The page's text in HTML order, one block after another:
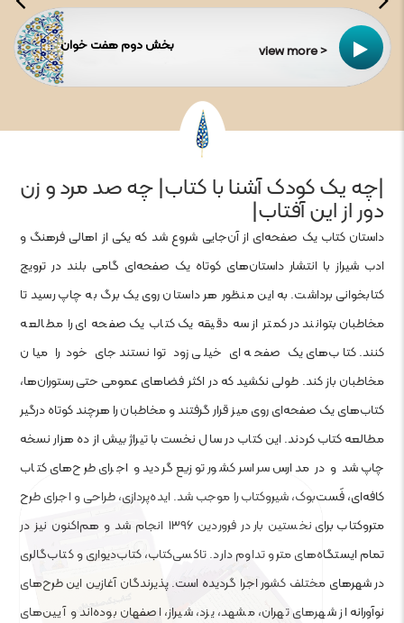
بخش دوم هفت خوان view more >
|چه یک کودک آشنا با کتاب| چه صد مرد و زن
دور از این آفتاب|
داستان کتاب یک صفحه‌ای از آن‌جایی شروع شد که یکی از اهالی فرهنگ و
ادب شیراز با انتشار داستان‌های کوتاه یک صفحه‌ای گامی بلند در ترویج
کتابخوانی برداشت. به این منظور هر داستان روی یک برگ به چاپ رسید تا
مخاطبان بتوانند در کمتر از سه دقیقه یک کتاب یک صفحه ای را مطالعه
کنند. کتاب‌های یک صفحه ای خیلی زود توانستند جای خود را میان
مخاطبان باز کند. طولی نکشید که در اکثر فضاهای عمومی حتی رستوران‌ها،
کتاب‌های یک صفحه‌ای روی میز قرار گرفتند و مخاطبان را هرچند کوتاه درگیر
مطالعه کتاب کردند. این کتاب در سال نخست با تیراژ بیش از ده هزار نسخه
چاپ شد و در مدارس سراسر کشور توزیع گردید و اجرای طرح‌های کتاب
کافه‌ای، فَست‌بوک، شیروکتاب را موجب شد. ایده‌پردازی، طراحی و اجرای طرح
متروکتاب برای نخستین بار در فروردین ۱۳۹۶ انجام شد و هم‌اکنون نیز در
تمام ایستگاه‌های مترو تداوم دارد. تاکسی‌کتاب، کتاب‌دیواری و کتاب‌گالری
در شهرهای مختلف کشور اجرا گردیده است. پذیرندگان آغازین این طرح‌های
نوآورانه از شهرهای تهران، مشهد، یزد، شیراز، اصفهان بوده‌اند و آیین‌های